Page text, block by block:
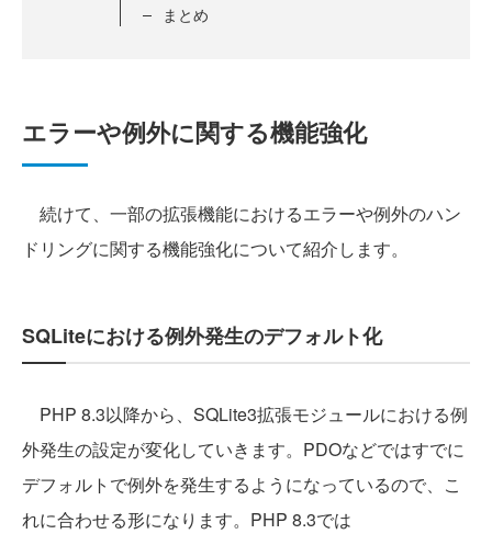
まとめ
エラーや例外に関する機能強化
続けて、一部の拡張機能におけるエラーや例外のハン
ドリングに関する機能強化について紹介します。
SQLiteにおける例外発生のデフォルト化
PHP 8.3以降から、SQLite3拡張モジュールにおける例
外発生の設定が変化していきます。PDOなどではすでに
デフォルトで例外を発生するようになっているので、こ
れに合わせる形になります。PHP 8.3では